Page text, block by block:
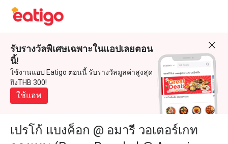
รับรางวัลพิเศษเฉพาะในแอปเลยตอน
นี้!
ใช้งานแอป Eatigo ตอนนี้ รับรางวัลมูลค่าสูงสุด
ถึงTHB 300!
ใช้แอพ
เปรโก้ แบงค็อก @ อมารี วอเตอร์เกท